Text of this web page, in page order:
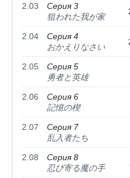
2.03
Серия 3
狙われた我が家
2.04
Серия 4
おかえりなさい
2.05
Серия 5
勇者と英雄
2.06
Серия 6
記憶の楔
2.07
Серия 7
乱入者たち
2.08
Серия 8
忍び寄る魔の手